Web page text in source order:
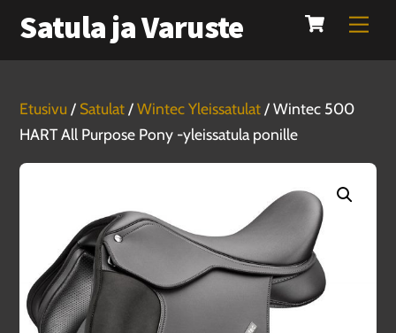
content
Cart
Satula ja Varuste
Etusivu / Satulat/Wintec Yleissatulat/ Wintec 500
HART All Purpose Pony -yleissatula ponille